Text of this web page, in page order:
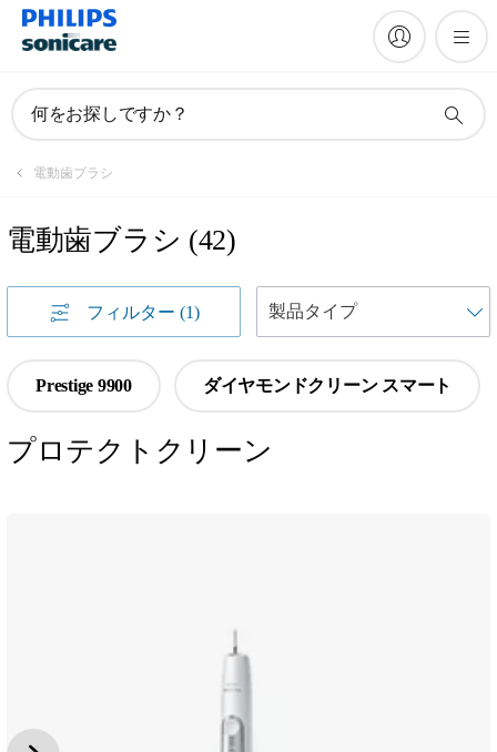
何をお探しですか？
電動歯ブラシ
電動歯ブラシ (42)
フィルター (1)
Prestige 9900 ダイヤモンドクリーン スマート
プロテクトクリーン